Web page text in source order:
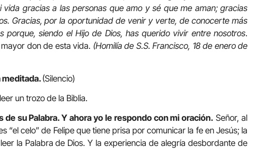
vida gracias a las personas que amo y sé que me aman; gracias
Gracias, por la oportunidad de venir y verte, de conocerte más
siendo el Hijo de Dios, has querido vivir entre nosotros.
don de esta vida. (Homilía de S.S. Francisco, 18 de enero de
meditada. (Silencio)
un trozo de la Biblia.
su Palabra. Y ahora yo le respondo con mi oración. Señor, al
“el celo” de Felipe que tiene prisa por comunicar la fe en Jesús; la
la Palabra de Dios. Y la experiencia de alegría desbordante de